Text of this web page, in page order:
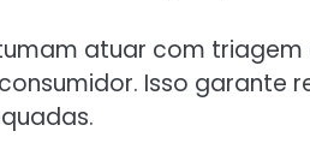
atuar com
Isso garante